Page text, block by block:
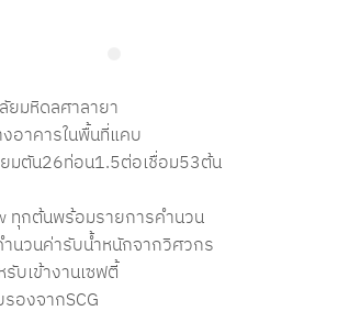
ยมหิดลศาลายา
อาคารในพื้นที่แคบ
ยมตัน26ท่อน1.5ต่อเชื่อม53ต้น
ทุกต้นพร้อมรายการคำนวน
ำนวนค่ารับน้ำหนักจากวิศวกร
รับเข้างานเซฟตี้
องจากSCG